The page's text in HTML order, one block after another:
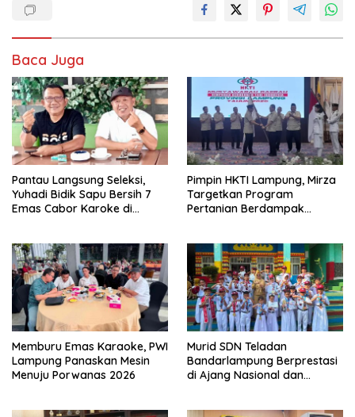
Baca Juga
Pantau Langsung Seleksi,
Yuhadi Bidik Sapu Bersih 7
Emas Cabor Karoke di
Pimpin HKTI Lampung, Mirza
Targetkan Program
Pertanian Berdampak
Memburu Emas Karaoke, PWI
Lampung Panaskan Mesin
Menuju Porwanas 2026
Murid SDN Teladan
Bandarlampung Berprestasi
di Ajang Nasional dan